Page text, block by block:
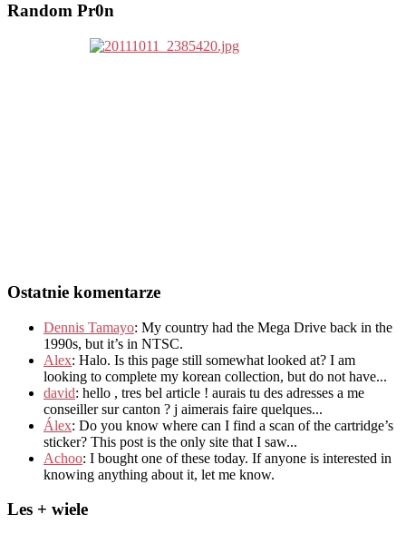
Random Pr0n
Ostatnie komentarze
Dennis Tamayo: My country had the Mega Drive back in the
1990s, but it’s in NTSC.
Alex: Halo. Is this page still somewhat looked at? I am
looking to complete my korean collection, but do not have...
david: hello , tres bel article ! aurais tu des adresses a me
conseiller sur canton ? j aimerais faire quelques...
Álex: Do you know where can I find a scan of the cartridge’s
sticker? This post is the only site that I saw...
Achoo: I bought one of these today. If anyone is interested in
knowing anything about it, let me know.
Les + wiele